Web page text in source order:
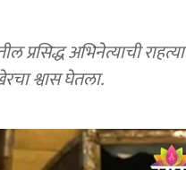
श्वास घेतला.